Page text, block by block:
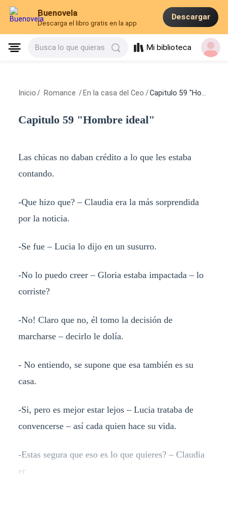
Buenovela
Descarga el libro gratis en la app
Descargar
Busca lo que quieras Mi biblioteca
Inicio / Romance / En la casa del Ceo /Capitulo 59 "Hombre ideal"
Capitulo 59 "Hombre ideal"
Las chicas no daban crédito a lo que les estaba
contando.
-Que hizo que? – Claudia era la más sorprendida
por la noticia.
-Se fue – Lucia lo dijo en un susurro.
-No lo puedo creer – Gloria estaba impactada – lo
corriste?
-No! Claro que no, él tomo la decisión de
marcharse – decirlo le dolía.
- No entiendo, se supone que esa también es su
casa.
-Si, pero es mejor estar lejos – Lucia trataba de
convencerse – así cada quien hace su vida.
-Estas segura que eso es lo que quieres? – Claudia
er